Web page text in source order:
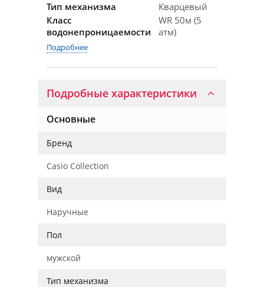
Тип механизма
Кварцевый
Класс
водонепроницаемости
WR 50м (5
атм)
Подробнее
Подробные характеристики
Основные
Бренд
Casio Collection
Вид
Наручные
Пол
мужской
Тип механизма